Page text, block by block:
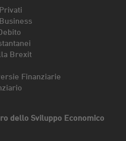
Brexit
Finanziarie
dello Sviluppo Economico